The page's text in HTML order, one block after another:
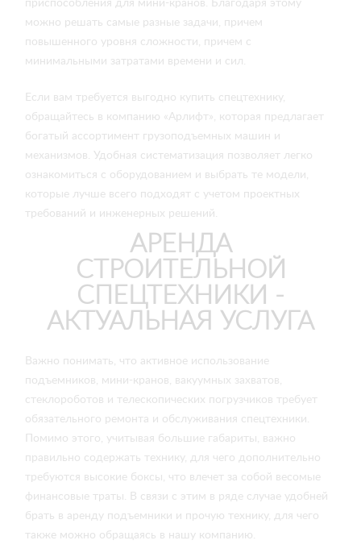
приспособления для мини-кранов. Благодаря этому
можно решать самые разные задачи, причем
повышенного уровня сложности, причем с
минимальными затратами времени и сил.
Если вам требуется выгодно купить спецтехнику,
обращайтесь в компанию «Арлифт», которая предлагает
богатый ассортимент грузоподъемных машин и
механизмов. Удобная систематизация позволяет легко
ознакомиться с оборудованием и выбрать те модели,
которые лучше всего подходят с учетом проектных
требований и инженерных решений.
АРЕНДА
СТРОИТЕЛЬНОЙ
СПЕЦТЕХНИКИ -
АКТУАЛЬНАЯ УСЛУГА
Важно понимать, что активное использование
подъемников, мини-кранов, вакуумных захватов,
стеклороботов и телескопических погрузчиков требует
обязательного ремонта и обслуживания спецтехники.
Помимо этого, учитывая большие габариты, важно
правильно содержать технику, для чего дополнительно
требуются высокие боксы, что влечет за собой весомые
финансовые траты. В связи с этим в ряде случае удобней
брать в аренду подъемники и прочую технику, для чего
также можно обращаясь в нашу компанию.